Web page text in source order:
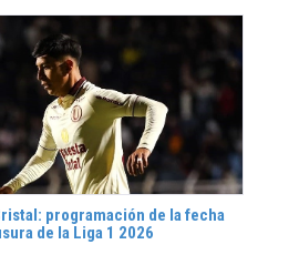
programación de la fecha
de la Liga 1 2026